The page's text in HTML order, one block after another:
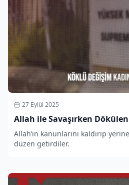
27 Eylül 2025
Allah ile Savaşırken
Allah’ın kanunlarını kaldırıp
düzen getirdiler.